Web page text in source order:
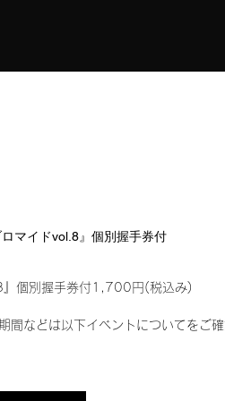
マイドvol.8』個別握手券付
』個別握手券付1,700円(税込み)
間などは以下イベントについてをご